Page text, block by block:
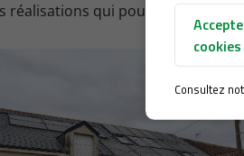
cookies
Consultez
réalisations qui pourraient vous